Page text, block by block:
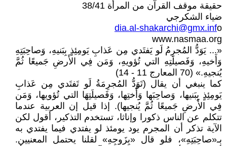
حقيقة موقف القرآن من المرأة 38/41
ضياء الشكرجي
dia.al-shakarchi@gmx.info
www.nasmaa.org
«... يَوَدُّ المُجرِمُ لَو يَفتَدي مِن عَذابِ يَومِئِذٍ بِبَنيهِ، وَصاحِبَتِهِ
وَأَخيهِ، وَفَصيلَتِهِ التي تُؤويهِ، وَمَن فِي الأَرضِ جَميعًا ثُمَّ
يُنجيهِ.» (70 المعارج 11 - 14)
كما ينبغي أن يقال (تَوَدُّ المُجرِمَةُ لَو تَفتَدي مِن عَذابِ
يَومِئِذٍ بِبَنيها، وَصاحِبَها وَأُختِها، وَفَصيلَتِهَا التي تُؤويها، وَمَن
فِي الأَرضِ جَميعًا ثُمَّ يُنجيها). إذا قيل إن العربية عندما
تتكلم عن الناس ذكورا وإناثا، تستخدم التذكير، أقول لكن
الآية تذكر أن المجرم يود يومئذ لو يفتدي فيما يفتدي به
بـ«صاحِبَتِهِ»، فلو قال «بِزَوجِهِ» لقلنا يحتمل المعنيين.